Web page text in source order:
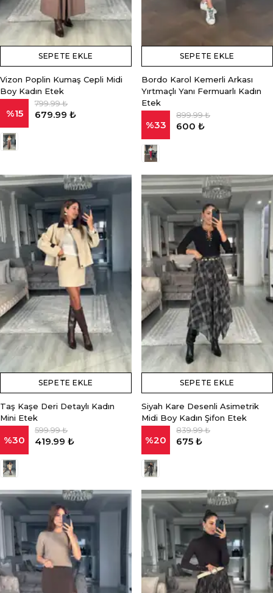
SEPETE EKLE
Vizon Poplin Kumaş Cepli Midi
Boy Kadın Etek
%15
799.99 ₺
679.99 ₺
SEPETE EKLE
Bordo Karol Kemerli Arkası
Yırtmaçlı Yanı Fermuarlı Kadın
Etek
%33
899.99 ₺
600 ₺
SEPETE EKLE
Taş Kaşe Deri Detaylı Kadın
Mini Etek
%30
599.99 ₺
419.99 ₺
SEPETE EKLE
Siyah Kare Desenli Asimetrik
Midi Boy Kadın Şifon Etek
%20
839.99 ₺
675 ₺